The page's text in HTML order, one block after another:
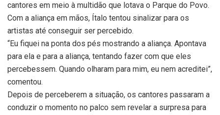
cantores em meio à multidão que lotava o Parque do Povo.
Com a aliança em mãos, Ítalo tentou sinalizar para os
artistas até conseguir ser percebido.
“Eu fiquei na ponta dos pés mostrando a aliança. Apontava
para ela e para a aliança, tentando fazer com que eles
percebessem. Quando olharam para mim, eu nem acreditei”,
comentou.
Depois de perceberem a situação, os cantores passaram a
conduzir o momento no palco sem revelar a surpresa para